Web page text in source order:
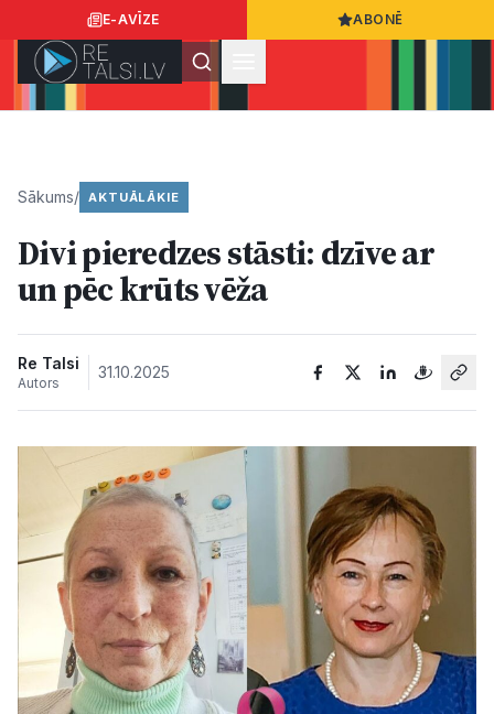
E-AVĪZE ABONĒ
Ziņas
Sports
Kultūra
Bizness
Video
Sākums/ AKTUĀLĀKIE
Divi pieredzes stāsti: dzīve ar
un pēc krūts vēža
Re Talsi
Autors
31.10.2025